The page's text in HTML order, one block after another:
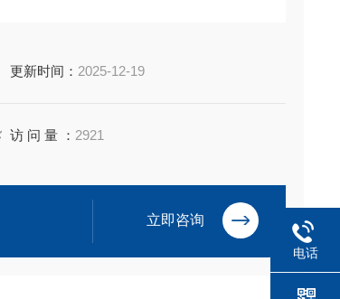
更新时间： 2025-12-19
访 问 量 ： 2921
立即咨询
电话